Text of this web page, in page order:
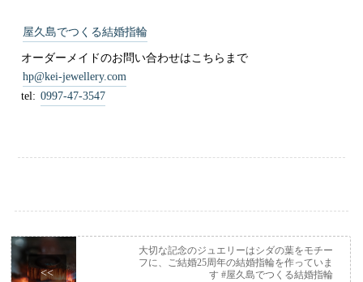
屋久島でつくる結婚指輪
オーダーメイドのお問い合わせはこちらまで
hp@kei-jewellery.com
tel: 0997-47-3547
<<
大切な記念のジュエリーはシダの葉をモチー
フに、ご結婚25周年の結婚指輪を作っていま
す #屋久島でつくる結婚指輪